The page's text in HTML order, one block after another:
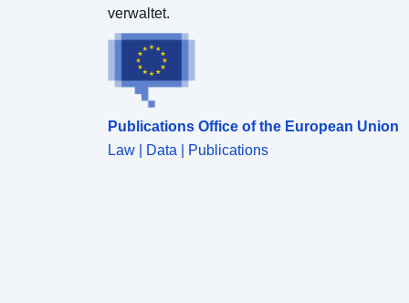
verwaltet.
Publications Office of the European Union
Law | Data | Publications